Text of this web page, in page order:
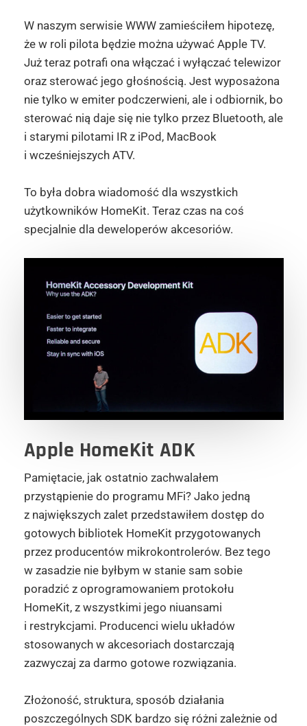
W naszym serwisie WWW zamieściłem hipotezę,
że w roli pilota będzie można używać Apple TV.
Już teraz potrafi ona włączać i wyłączać telewizor
oraz sterować jego głośnością. Jest wyposażona
nie tylko w emiter podczerwieni, ale i odbiornik, bo
sterować nią daje się nie tylko przez Bluetooth, ale
i starymi pilotami IR z iPod, MacBook
i wcześniejszych ATV.
To była dobra wiadomość dla wszystkich
użytkowników HomeKit. Teraz czas na coś
specjalnie dla deweloperów akcesoriów.
Apple HomeKit ADK
Pamiętacie, jak ostatnio zachwalałem
przystąpienie do programu MFi? Jako jedną
z największych zalet przedstawiłem dostęp do
gotowych bibliotek HomeKit przygotowanych
przez producentów mikrokontrolerów. Bez tego
w zasadzie nie byłbym w stanie sam sobie
poradzić z oprogramowaniem protokołu
HomeKit, z wszystkimi jego niuansami
i restrykcjami. Producenci wielu układów
stosowanych w akcesoriach dostarczają
zazwyczaj za darmo gotowe rozwiązania.
Złożoność, struktura, sposób działania
poszczególnych SDK bardzo się różni zależnie od